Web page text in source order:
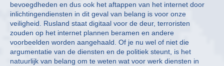
bevoegdheden en dus ook het aftappen van het internet door
inlichtingendiensten in dit geval van belang is voor onze
veiligheid. Rusland staat digitaal voor de deur, terroristen
zouden op het internet plannen beramen en andere
voorbeelden worden aangehaald. Of je nu wel of niet die
argumentatie van de diensten en de politiek steunt, is het
natuurlijk van belang om te weten wat voor werk diensten in